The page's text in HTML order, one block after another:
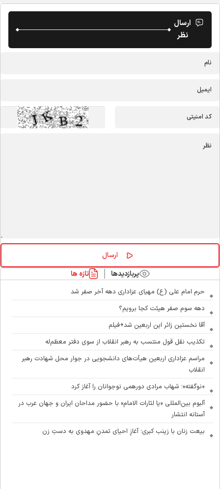
ارسال
نظر
پربازدیدها تازه ها
حرم امام علی (ع) مهیای عزاداری دهه آخر صفر شد
دهه سوم صفر هیئت کجا برویم؟
آقا نخستین زائر این اربعین شد+فیلم
تکذیب نقل قول منتسب به رهبر انقلاب از سوی دفتر معظم‌له
مراسم عزاداری اربعین هیأت‌های دانشجویی در جوار محل شهادت رهبر
انقلاب
«نوگفته»؛ شهاب مرادی دورهمی نوجوانان را آغاز کرد
آلبوم بین‌المللی «یا لثارات الامام» با حضور مداحان ایران و جهان عرب در
آستانه انتشار
بیعت زنان با زینب کبری؛ آغازِ احیای تمدنِ مهدوی به دستِ زن